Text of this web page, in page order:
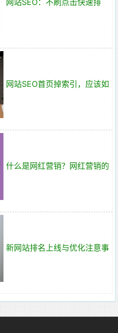
网站SEO首页掉索引，应该如
什么是网红营销？网红营销的
新网站排名上线与优化注意事